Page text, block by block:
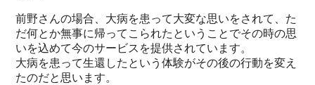
前野さんの場合、大病を患って大変な思いをされて、た
だ何とか無事に帰ってこられたということでその時の思
いを込めて今のサービスを提供されています。
大病を患って生還したという体験がその後の行動を変え
たのだと思います。